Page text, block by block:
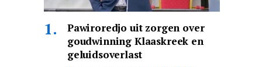
Pawiroredjo uit zorgen over
goudwinning Klaaskreek en
geluidsoverlast